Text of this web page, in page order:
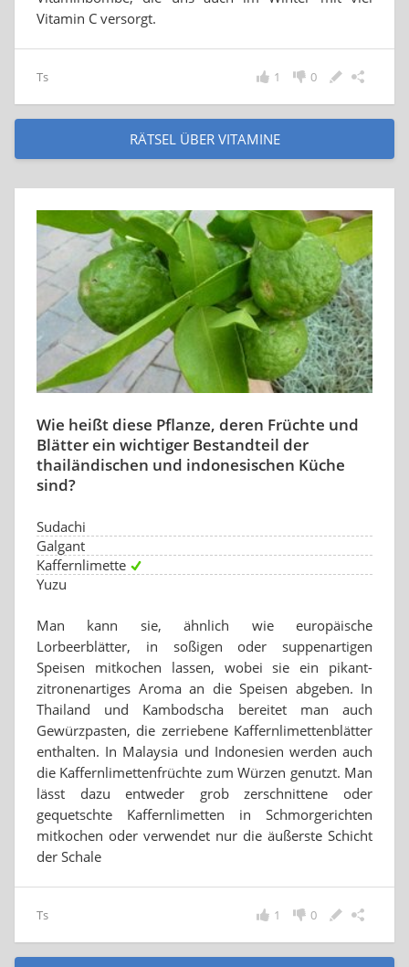
Vitamin C versorgt.
Ts 0
1
RÄTSEL ÜBER VITAMINE
Wie heißt diese Pflanze, deren Früchte und
Blätter ein wichtiger Bestandteil der
thailändischen und indonesischen Küche
sind?
Sudachi
Galgant
Kaffernlimette
Yuzu
Man kann sie, ähnlich wie europäische
Lorbeerblätter, in soßigen oder suppenartigen
Speisen mitkochen lassen, wobei sie ein pikant-
zitronenartiges Aroma an die Speisen abgeben. In
Thailand und Kambodscha bereitet man auch
Gewürzpasten, die zerriebene Kaffernlimettenblätter
enthalten. In Malaysia und Indonesien werden auch
die Kaffernlimettenfrüchte zum Würzen genutzt. Man
lässt dazu entweder grob zerschnittene oder
gequetschte Kaffernlimetten in Schmorgerichten
mitkochen oder verwendet nur die äußerste Schicht
der Schale
Ts 0
1